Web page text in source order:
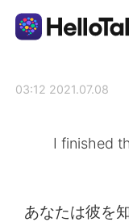
2021.07.08 03:12
I finished
あなたは彼を